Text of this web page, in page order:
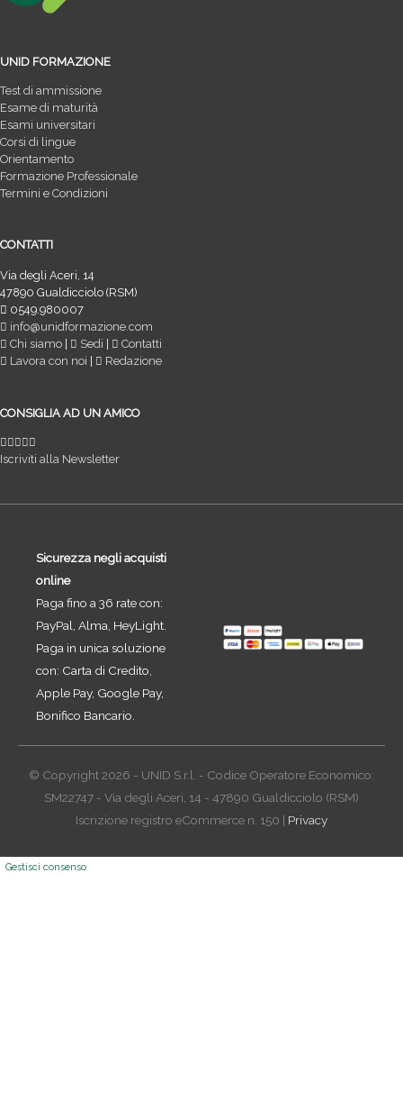
UNID FORMAZIONE
Test di ammissione
Esame di maturità
Esami universitari
Corsi di lingue
Orientamento
Formazione Professionale
Termini e Condizioni
CONTATTI
Via degli Aceri, 14
47890 Gualdicciolo (RSM)
0549.980007
info@unidformazione.com
Chi siamo
Sedi
Contatti
Lavora con noi
Redazione
CONSIGLIA AD UN AMICO
Iscriviti alla Newsletter
Sicurezza negli acquisti
online
Paga fino a 36 rate con:
PayPal, Alma, HeyLight.
Paga in unica soluzione
con: Carta di Credito,
Apple Pay, Google Pay,
Bonifico Bancario.
© Copyright 2026 - UNID S.r.l. - Codice Operatore Economico:
SM22747 - Via degli Aceri, 14 - 47890 Gualdicciolo (RSM)
Iscrizione registro eCommerce n. 150 | Privacy
Gestisci consenso